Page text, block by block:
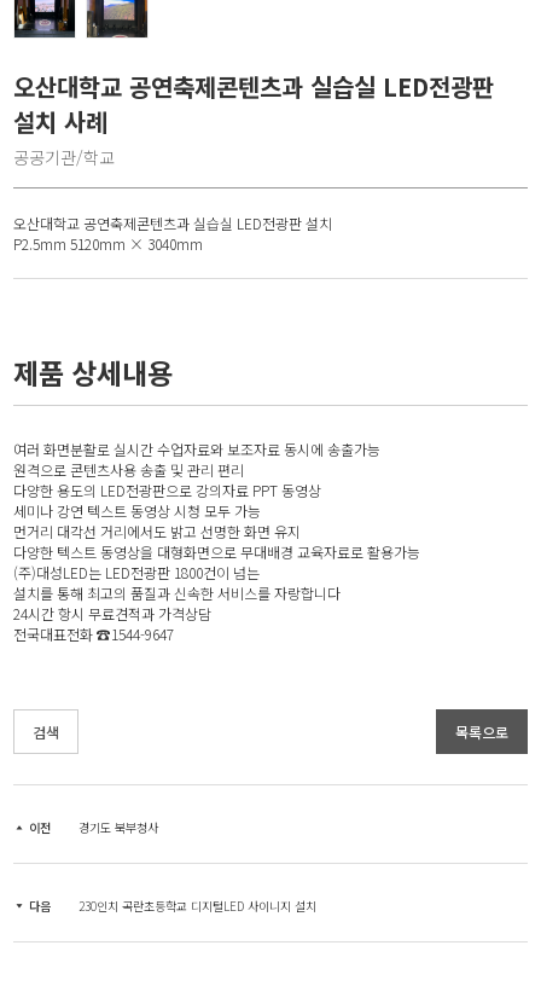
오산대학교 공연축제콘텐츠과 실습실 LED전광판
설치 사례
공공기관/학교
오산대학교 공연축제콘텐츠과 실습실 LED전광판 설치
P2.5mm 5120mm × 3040mm
제품 상세내용
여러 화면분활로 실시간 수업자료와 보조자료 동시에 송출가능
원격으로 콘텐츠사용 송출 및 관리 편리
다양한 용도의 LED전광판으로 강의자료 PPT 동영상
세미나 강연 텍스트 동영상 시청 모두 가능
먼거리 대각선 거리에서도 밝고 선명한 화면 유지
다양한 텍스트 동영상을 대형화면으로 무대배경 교육자료로 활용가능
(주)대성LED는 LED전광판 1800건이 넘는
설치를 통해 최고의 품질과 신속한 서비스를 자랑합니다
24시간 항시 무료견적과 가격상담
전국대표전화 ☎1544-9647
검색 목록으로
이전 경기도 북부청사
다음 230인치 곡란초등학교 디지털LED 사이니지 설치